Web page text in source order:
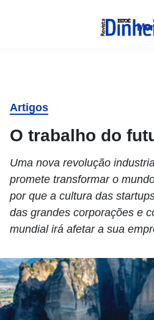
Artigos
O trabalho do
Uma nova revolução
promete transformar o
por que a cultura das
das grandes corporações e
mundial irá afetar a sua